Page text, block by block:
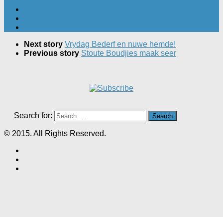
Next story Vrydag Bederf en nuwe hemde!
Previous story Stoute Boudjies maak seer
Search for:
© 2015. All Rights Reserved.